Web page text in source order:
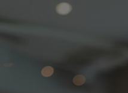
За вас